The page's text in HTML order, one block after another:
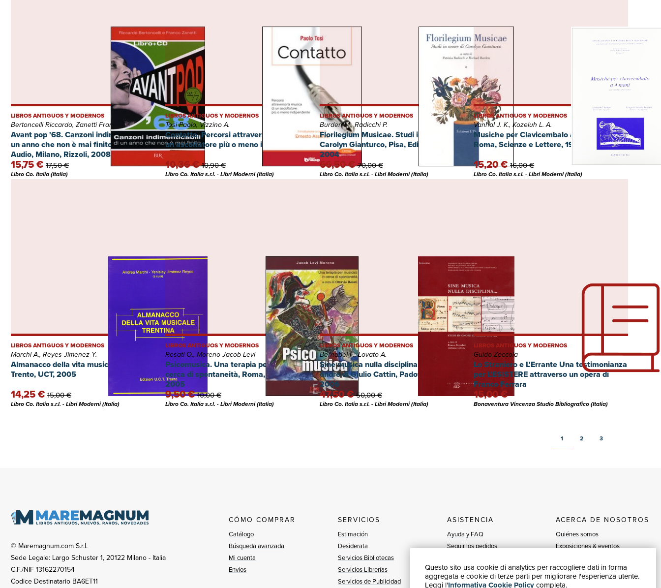
Questo sito usa cookie di analytics per raccogliere dati in forma
aggregata e cookie di terze parti per migliorare l'esperienza utente.
Leggi l'Informativa Cookie Policycompleta.
Avant pop '68. Canzoni indimenticabili di
un anno che non è mai finito. Con CD
Audio, Milano, Rizzoli, 2008
LIBROS ANTIGUOS Y MODERNOS
Bertoncelli Riccardo, Zanetti Franco
15,75 € 17,50 €
Libro Co. Italia (Italia)
Contatto. Percorsi attraverso la musica di
un ascoltatore più o meno indipendente
LIBROS ANTIGUOS Y MODERNOS
Tosi Paolo, Vizzino A.
10,36 €10,90 €
Libro Co. Italia s.r.l. - Libri Moderni (Italia)
Florilegium Musicae. Studi in onore di
Carolyn Gianturco, Pisa, Edizioni ETS,
2004
LIBROS ANTIGUOS Y MODERNOS
Burden M., Radicchi P.
66,50 €70,00 €
Libro Co. Italia s.r.l. - Libri Moderni (Italia)
Musiche per Clavicembalo a 4 Mani,
Roma, Scienze e Lettere, 1993
LIBROS ANTIGUOS Y MODERNOS
Vanhal J. K., Kozeluh L. A.
15,20 €16,00 €
Libro Co. Italia s.r.l. - Libri Moderni (Italia)
Almanacco della vita musicale trentina,
Trento, UCT, 2005
LIBROS ANTIGUOS Y MODERNOS
Marchi A., Reyes Jimenez Y.
14,25 € 15,00 €
Libro Co. Italia s.r.l. - Libri Moderni (Italia)
Psicomusica. Una terapia per musicisti in
cerca di spontaneità, Roma, Di Renzo,
2005
LIBROS ANTIGUOS Y MODERNOS
Rosati O., Moreno Jacob Levi
9,50 €10,00 €
Libro Co. Italia s.r.l. - Libri Moderni (Italia)
Sine musica nulla disciplina... Studi in
onore di Giulio Cattin, Padova, Il Poligrafo,
2006
LIBROS ANTIGUOS Y MODERNOS
Bernabei F., Lovato A.
47,50 €50,00 €
Libro Co. Italia s.r.l. - Libri Moderni (Italia)
Lo Straniero e L'Errante Una testimonianza
per L'ESISTERE attraverso un opera di
Franco Ferrara
LIBROS ANTIGUOS Y MODERNOS
Guido Zeccola
15,00 €
Bonaventura Vincenza Studio Bibliografico (Italia)
1 2 3
© Maremagnum.com S.r.l.
Sede Legale: Largo Schuster 1, 20122 Milano - Italia
C.F./NIF 13162270154
Codice Destinatario BA6ET11
CÓMO COMPRAR
Catálogo
Búsqueda avanzada
Mi cuenta
Envíos
SERVICIOS
Estimación
Desiderata
Servicios Bibliotecas
Servicios Librerías
Servicios de Publicidad
ASISTENCIA
Ayuda y FAQ
Seguir los pedidos
Facturación
Carta del Docente / 18App
ACERCA DE NOSOTROS
Quiénes somos
Exposiciones & eventos
Blog
Vender con nosotros